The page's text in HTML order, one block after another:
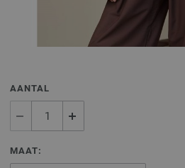
AANTAL
MAAT: